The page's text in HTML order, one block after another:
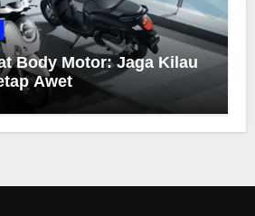
Body Motor: Jaga Kilau
Awet